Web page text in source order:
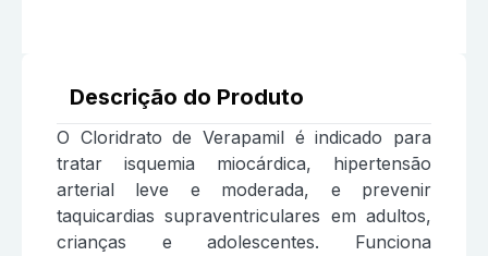
Descrição do Produto
O Cloridrato de Verapamil é indicado para
tratar isquemia miocárdica, hipertensão
arterial leve e moderada, e prevenir
taquicardias supraventriculares em adultos,
crianças e adolescentes. Funciona